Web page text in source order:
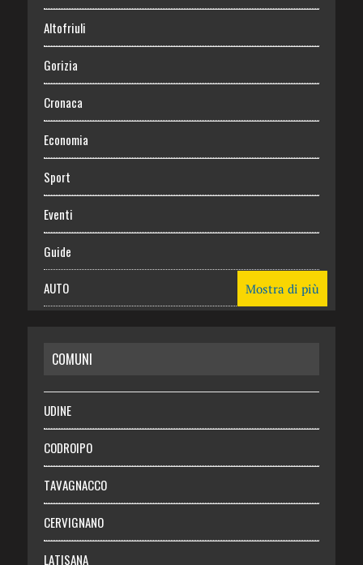
Altofriuli
Gorizia
Cronaca
Economia
Sport
Eventi
Guide
AUTO
RISPARMIO
SALUTE
Necrologie
Chi siamo
Abbonati
Login
Mostra di più
COMUNI
UDINE
CODROIPO
TAVAGNACCO
CERVIGNANO
LATISANA